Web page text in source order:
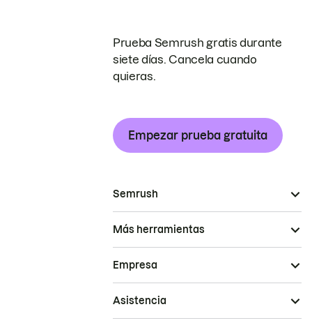
Prueba Semrush gratis durante
siete días. Cancela cuando
quieras.
Empezar prueba gratuita
Semrush
Más herramientas
Empresa
Asistencia